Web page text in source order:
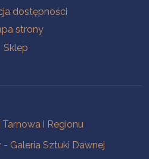
dostępności
strony
Sklep
i Regionu
Galeria Sztuki Dawnej